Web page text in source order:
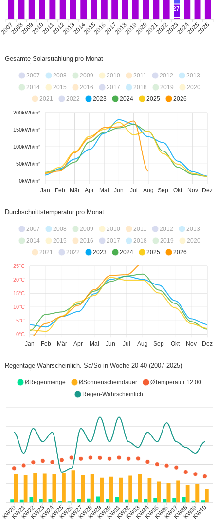
27
2008200920102011201220132014201520162017201820192020202120222023202420252026
Jan Feb Mär Apr Mai Jun Jul Aug Sep Okt Nov Dez
Gesamte Solarstrahlung pro Monat
200kWh/m²
150kWh/m²
100kWh/m²
50kWh/m²
0kWh/m²
2007 2008 2009 2010 2011 2012
2013
2014
2015 2016 2017 2018 2019
2020
2021
2022 2023 2024 2025 2026
Jan Feb Mär Apr Mai Jun Jul Aug Sep Okt Nov Dez
Durchschnittstemperatur pro Monat
25°C
20°C
15°C
10°C
5°C
0°C
2007 2008 2009 2010 2011 2012
2013
2014
2015 2016 2017 2018 2019
2020
2021
2022 2023 2024 2025 2026
Regentage-Wahrscheinlich. Sa/So in Woche 20-40 (2007-2025)
KW20KW21KW22KW23KW24KW25KW26KW27KW28KW29KW30KW31KW32KW33KW34KW35KW36KW37KW38KW39KW40
ØRegenmenge ØSonnenscheindauer
ØTemperatur 12:00
Regen-Wahrscheinlich.